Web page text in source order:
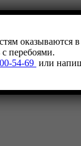
оказываются
перебоями.
54-69 или